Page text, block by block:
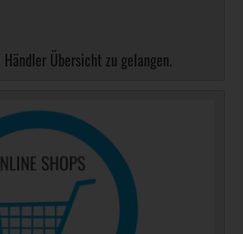
Übersicht zu gelangen.